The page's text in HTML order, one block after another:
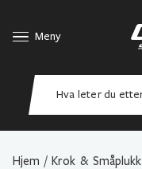
Meny
Hjem / Krok & Småplukk